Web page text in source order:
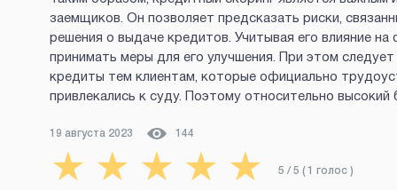
заемщиков. Он позволяет предсказать риски,
решения о выдаче кредитов. Учитывая его влияние
принимать меры для его улучшения. При этом
кредиты тем клиентам, которые официально
привлекались к суду. Поэтому относительно
19 августа 2023 144
★ ★ ★ ★ ★ 5 / 5 ( 1 голос )